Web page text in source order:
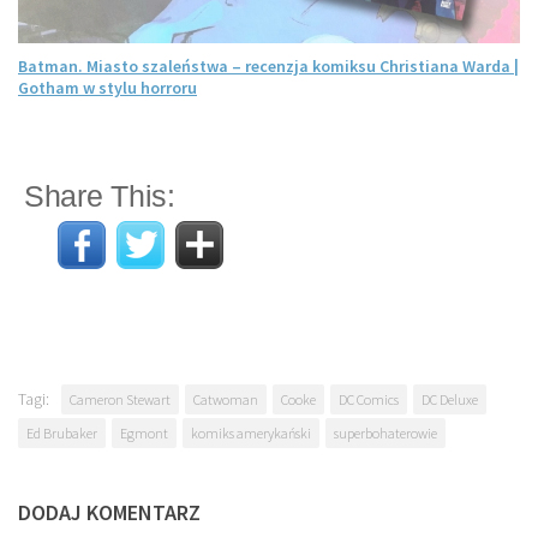
Batman. Miasto szaleństwa – recenzja komiksu Christiana Warda |
Gotham w stylu horroru
Share This:
Tagi: Cameron Stewart Catwoman Cooke DC Comics
DC Deluxe
Ed Brubaker
Egmont komiks amerykański superbohaterowie
DODAJ KOMENTARZ